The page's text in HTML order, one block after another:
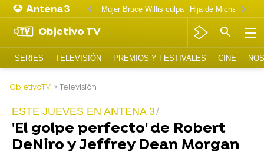
Mujer Bruce Willis culpa
Objetivo TV
SERIES TELEVISIÓN PREMIOS Y FESTIVALES CINE
ObjetivoTV » Televisión
ESTE JUEVES EN ANTENA 3
'El golpe perfecto' de Robert
DeNiro y Jeffrey Dean Morgan